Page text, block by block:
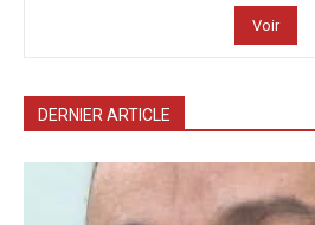
Voir
DERNIER ARTICLE